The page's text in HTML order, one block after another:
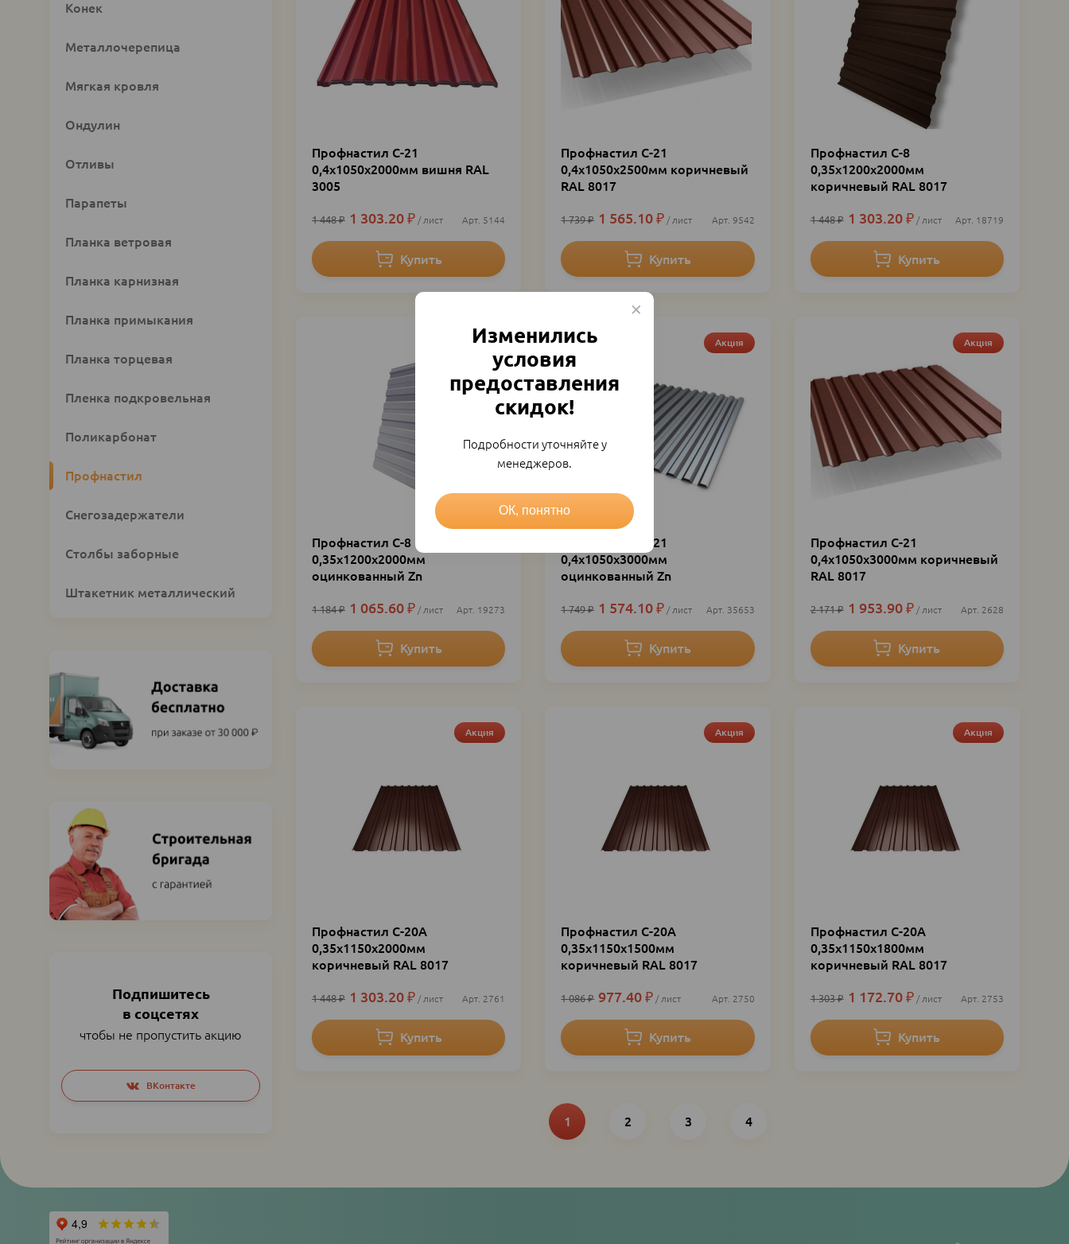
Конек
Металлочерепица
Мягкая кровля
Ондулин
Отливы
Парапеты
Планка ветровая
Планка карнизная
Планка примыкания
Планка торцевая
Пленка подкровельная
Поликарбонат
Профнастил
Снегозадержатели
Столбы заборные
Штакетник металлический
Подпишитесь
в соцсетях
чтобы не пропустить акцию
Social
networks
links
ВКонтакте
Профнастил С-21
0,4х1050х2000мм вишня RAL
3005
1 448 ₽ 1 303.20 ₽ лист 5144
Профнастил С-21
0,4х1050х2500мм коричневый
RAL 8017
1 739 ₽ 1 565.10 ₽ лист 9542
Профнастил С-8
0,35х1200х2000мм
коричневый RAL 8017
1 448 ₽ 1 303.20 ₽ лист 18719
Акция
Профнастил С-8
0,35х1200х2000мм
оцинкованный Zn
1 184 ₽ 1 065.60 ₽ лист 19273
Акция
Профнастил С-21
0,4х1050х3000мм
оцинкованный Zn
1 749 ₽ 1 574.10 ₽ лист 35653
Акция
Профнастил С-21
0,4х1050х3000мм коричневый
RAL 8017
2 171 ₽ 1 953.90 ₽ лист 2628
Акция
Профнастил С-20А
0,35х1150х2000мм
коричневый RAL 8017
1 448 ₽ 1 303.20 ₽ лист 2761
Акция
Профнастил С-20А
0,35х1150х1500мм
коричневый RAL 8017
1 086 ₽ 977.40 ₽ лист 2750
Акция
Профнастил С-20А
0,35х1150х1800мм
коричневый RAL 8017
1 303 ₽ 1 172.70 ₽ лист 2753
Текущая
страница
1 2 3
страница
4
Изменились
условия
предоставления
скидок!
Подробности уточняйте у
менеджеров.
ОК, понятно